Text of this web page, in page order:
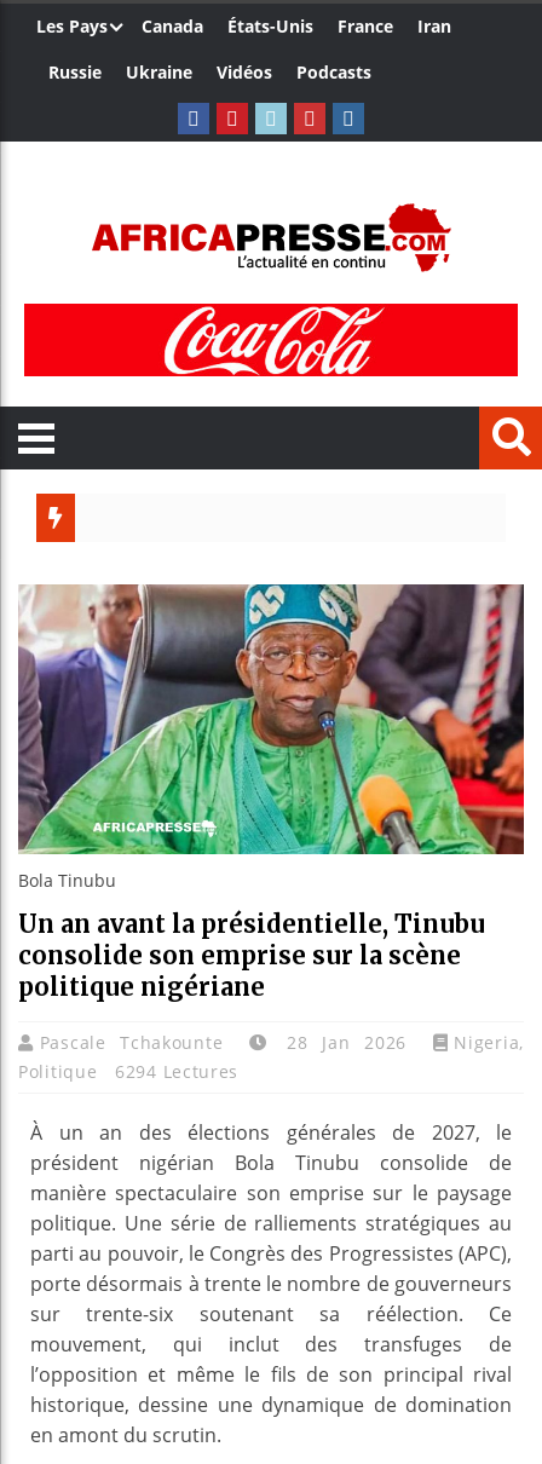
Les Pays Canada États-Unis France
Iran
Russie
Ukraine Vidéos Podcasts
Bénin :
Aliko
Bola Tinubu
Un an avant la présidentielle, Tinubu
consolide son emprise sur la scène
politique nigériane
Pascale Tchakounte 28 Jan 2026 Nigeria,
Politique
6294 Lectures
À un an des élections générales de 2027, le
président nigérian Bola Tinubu consolide de
manière spectaculaire son emprise sur le paysage
politique. Une série de ralliements stratégiques au
parti au pouvoir, le Congrès des Progressistes (APC),
porte désormais à trente le nombre de gouverneurs
sur trente-six soutenant sa réélection. Ce
mouvement, qui inclut des transfuges de
l’opposition et même le fils de son principal rival
historique, dessine une dynamique de domination
en amont du scrutin.